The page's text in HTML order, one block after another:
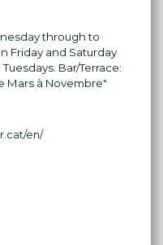
through to
Friday and Saturday
Bar/Terrace:
Mars à Novembre"
en/